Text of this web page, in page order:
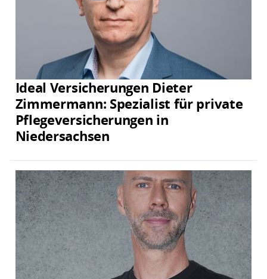
Ideal Versicherungen Dieter
Zimmermann: Spezialist für private
Pflegeversicherungen in
Niedersachsen